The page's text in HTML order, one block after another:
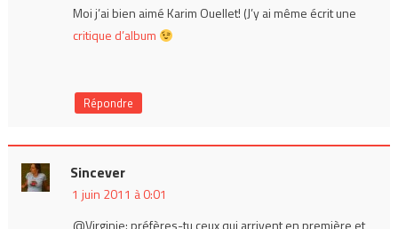
Moi j’ai bien aimé Karim Ouellet! (J’y ai même écrit une
critique d’album
Répondre
Sincever
1 juin 2011 à 0:01